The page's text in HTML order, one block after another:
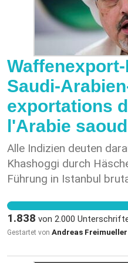
Saudi-
exportations
l'Arabie
Alle Indizien deuten
Khashoggi durch
Führung in Istanbul
zurückschreckt,
und Weise zum
1.838 von 2.000
Gestartet von Andreas Freimueller